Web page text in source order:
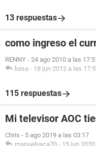
13 respuestas
como ingreso el
RENNY - 24 ago 2010 a las
luisa - 18 jun 2012 a las
115 respuestas
Mi televisor AOC
Chris - 5 ago 2019 a las 03:17
manuelvaca70 - 15 jun